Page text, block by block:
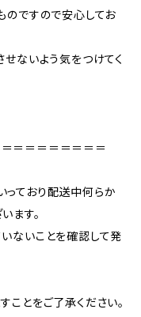
のですので安心してお
ないよう気をつけてく
＝＝＝＝＝＝＝＝
ており配送中何らか
ます。
ないことを確認して発
とをご了承ください。